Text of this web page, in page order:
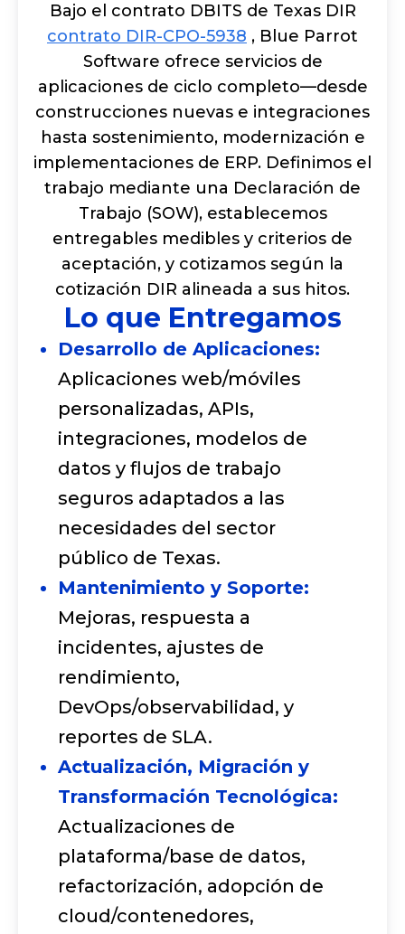
Bajo el contrato DBITS de Texas DIR
contrato DIR-CPO-5938 , Blue Parrot
Software ofrece servicios de
aplicaciones de ciclo completo—desde
construcciones nuevas e integraciones
hasta sostenimiento, modernización e
implementaciones de ERP. Definimos el
trabajo mediante una Declaración de
Trabajo (SOW), establecemos
entregables medibles y criterios de
aceptación, y cotizamos según la
cotización DIR alineada a sus hitos.
Lo que Entregamos
Desarrollo de Aplicaciones:
Aplicaciones web/móviles
personalizadas, APIs,
integraciones, modelos de
datos y flujos de trabajo
seguros adaptados a las
necesidades del sector
público de Texas.
Mantenimiento y Soporte:
Mejoras, respuesta a
incidentes, ajustes de
rendimiento,
DevOps/observabilidad, y
reportes de SLA.
Actualización, Migración y
Transformación Tecnológica:
Actualizaciones de
plataforma/base de datos,
refactorización, adopción de
cloud/contenedores,